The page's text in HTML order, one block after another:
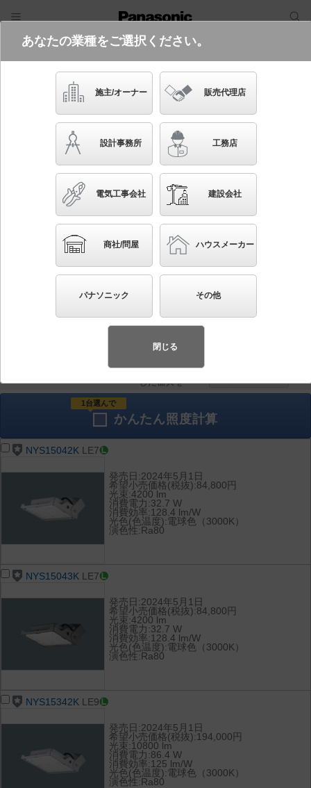
電気・建築設備（ビジネス）
照明器具検索
品番・キーワード
関連商品検索 LED（昼白色）以外を使用
条件を選び直す
件 1/5 ▼ ▶
各種データ
チェック
した器具を
1台選んで
かんたん 照度計算
NYS15042K LE7
発売日:2024年5月1日
希望小売価格(税抜):84,800円
光束:4200 lm
消費電力:32.7 W
消費効率:128.4 lm/W
光色(色温度):電球色（3000K）
演色性:Ra80
NYS15043K LE7
発売日:2024年5月1日
希望小売価格(税抜):84,800円
光束:4200 lm
消費電力:32.7 W
消費効率:128.4 lm/W
光色(色温度):電球色（3000K）
演色性:Ra80
NYS15342K LE9
発売日:2024年5月1日
希望小売価格(税抜):194,000円
光束:10800 lm
消費電力:86.4 W
消費効率:125 lm/W
光色(色温度):電球色（3000K）
演色性:Ra80
あなたの業種をご選択ください。
施主/オーナー 販売代理店
設計事務所 工務店
電気工事会社 建設会社
商社/問屋 ハウスメーカー
パナソニック その他
閉じる